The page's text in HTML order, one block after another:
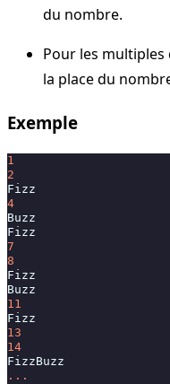
du nombre.
Pour les multiples
la place du
Exemple
1
2
Fizz
4
Buzz
Fizz
7
8
Fizz
Buzz
11
Fizz
13
14
FizzBuzz
...